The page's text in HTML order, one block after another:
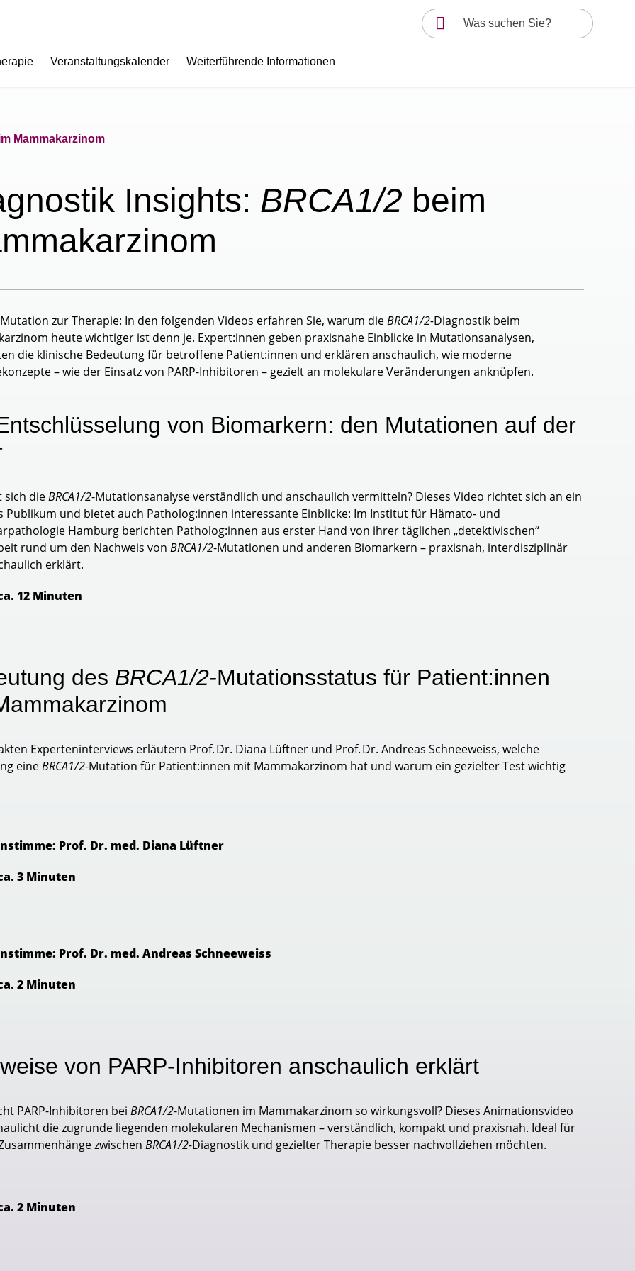
Veranstaltungskalender Weiterführende Informationen
Mammakarzinom
Insights: BRCA1/2 beim
zur Therapie: In den folgenden Videos erfahren Sie, warum dieBRCA1/2-Diagnostik beim
heute wichtiger ist denn je. Expert:innen geben praxisnahe Einblicke in Mutationsanalysen,
die klinische Bedeutung für betroffene Patient:innen und erklären anschaulich, wie moderne
– wie der Einsatz von PARP-Inhibitoren – gezielt an molekulare Veränderungen anknüpfen.
von Biomarkern: den Mutationen auf der
sich dieBRCA1/2-Mutationsanalyse verständlich und anschaulich vermitteln? Dieses Video richtet sich an ein
Publikum und bietet auch Patholog:innen interessante Einblicke: Im Institut für Hämato- und
Hamburg berichten Patholog:innen aus erster Hand von ihrer täglichen „detektivischen“
rund um den Nachweis von BRCA1/2-Mutationen und anderen Biomarkern – praxisnah, interdisziplinär
erklärt.
12 Minuten
des BRCA1/2-Mutationsstatus für Patient:innen
Experteninterviews erläutern Prof. Dr. Diana Lüftner und Prof. Dr. Andreas Schneeweiss, welche
eineBRCA1/2-Mutation für Patient:innen mit Mammakarzinom hat und warum ein gezielter Test wichtig
Prof. Dr. med. Diana Lüftner
3 Minuten
Prof. Dr. med. Andreas Schneeweiss
2 Minuten
von PARP-Inhibitoren anschaulich erklärt
PARP-Inhibitoren bei BRCA1/2-Mutationen im Mammakarzinom so wirkungsvoll? Dieses Animationsvideo
die zugrunde liegenden molekularen Mechanismen – verständlich, kompakt und praxisnah. Ideal für
zwischen BRCA1/2-Diagnostik und gezielter Therapie besser nachvollziehen möchten.
2 Minuten